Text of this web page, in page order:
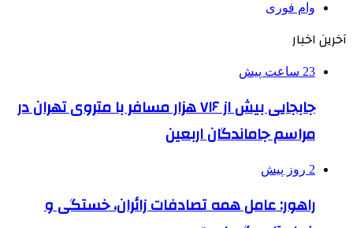
وام فوری
آخرین اخبار
23 ساعت پیش
جابجایی بیش از ۷۱۶ هزار مسافر با متروی تهران در
مراسم جاماندگان اربعین
2 روز پیش
راهور: عامل همه تصادفات زائران، خستگی و